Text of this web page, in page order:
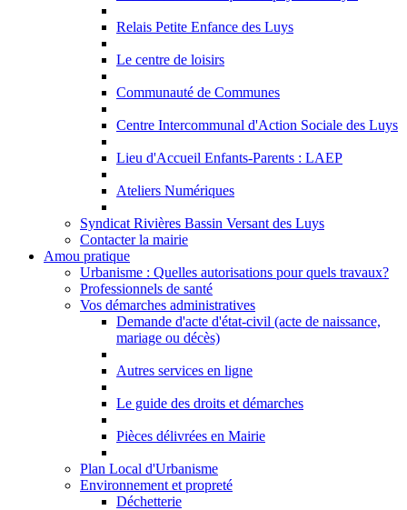
Relais Petite Enfance des Luys
Le centre de loisirs
Communauté de Communes
Centre Intercommunal d'Action Sociale des Luys
Lieu d'Accueil Enfants-Parents : LAEP
Ateliers Numériques
Syndicat Rivières Bassin Versant des Luys
Contacter la mairie
Amou pratique
Urbanisme : Quelles autorisations pour quels travaux?
Professionnels de santé
Vos démarches administratives
Demande d'acte d'état-civil (acte de naissance,
mariage ou décès)
Autres services en ligne
Le guide des droits et démarches
Pièces délivrées en Mairie
Plan Local d'Urbanisme
Environnement et propreté
Déchetterie